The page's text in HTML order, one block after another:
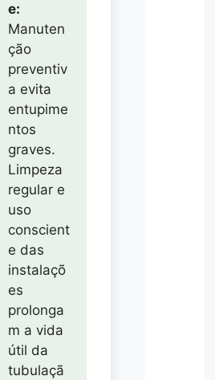
e:
Manuten
ção
preventiv
a evita
entupime
ntos
graves.
Limpeza
regular e
uso
conscient
e das
instalaçõ
es
prolonga
m a vida
útil da
tubulaçã